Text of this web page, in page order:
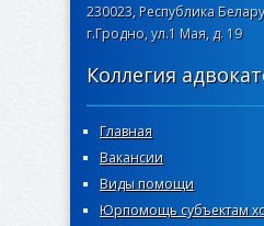
230023, Республика
г.Гродно, ул.1 Мая, д. 19
Коллегия
Главная
Вакансии
Виды помощи
Юрпомощь субъектам